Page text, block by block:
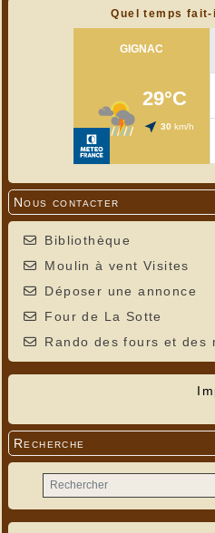
Quel temps
Nous contacter
Bibliothèque
Moulin à vent Visites
Déposer une annonce
Four de La Sotte
Rando des fours et des
Recherche